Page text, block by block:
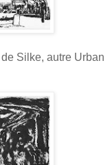
Silke, autre Urban